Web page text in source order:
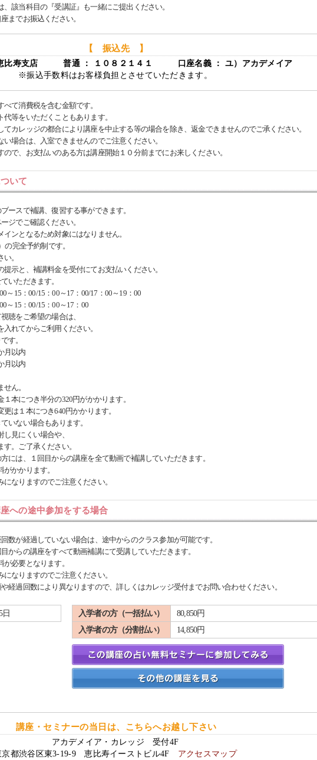
該当科目の『受講証』も一緒にご提出ください。
までお振込ください。
【 振込先 】
恵比寿支店 普通 ： １０８２１４１ 口座名義 ： ユ）アカデメイア
※振込手数料はお客様負担とさせていただきます。
て消費税を含む金額です。
等をいただくこともあります。
カレッジの都合により講座を中止する等の場合を除き、返金できませんのでご承ください。
場合は、入室できませんのでご注意ください。
で、お支払いのある方は講座開始１０分前までにお来しください。
いて
ースで補講、復習する事ができます。
ジでご確認ください。
ンとなるため対象にはなりません。
完全予約制です。
。
示と、補講料金を受付にてお支払いください。
いただきます。
～15：00/15：00～17：00/17：00～19：00
～15：00/15：00～17：00
聴をご希望の場合は、
れてからご利用ください。
す。
月以内
月以内
ん。
本につき半分の320円がかかります。
は１本につき640円かかります。
いない場合もあります。
見にくい場合や、
。ご了承ください。
には、１回目からの講座を全て動画で補講していただきます。
かかります。
なりますのでご注意ください。
への途中参加をする場合
数が経過していない場合は、途中からのクラス参加が可能です。
からの講座をすべて動画補講にて受講していただきます。
必要となります。
なりますのでご注意ください。
経過回数により異なりますので、詳しくはカレッジ受付までお問い合わせください。
日 入学者の方（一括払い）
80,850円
入学者の方（分割払い）
14,850円
講座・セミナーの当日は、こちらへお越し下さい
アカデメイア・カレッジ 受付4F
京都渋谷区東3-19-9 恵比寿イーストビル4F アクセスマップ